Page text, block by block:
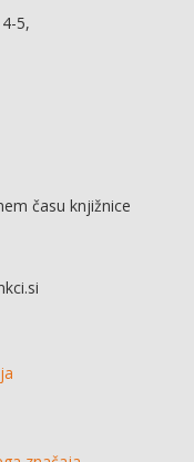
5,
času knjižnice